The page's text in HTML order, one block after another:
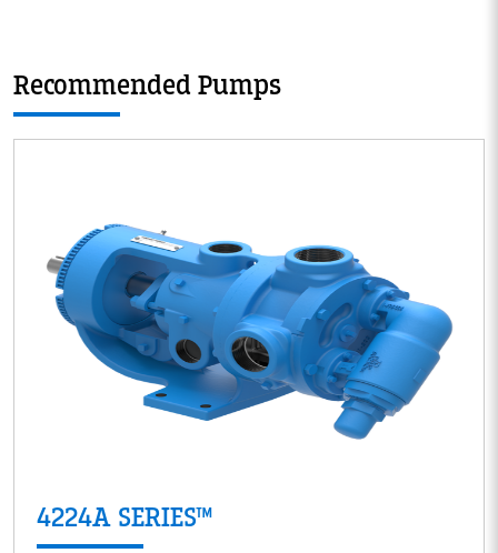
Recommended Pumps
4224A SERIES™